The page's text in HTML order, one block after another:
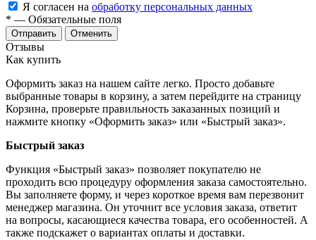
Я согласен на обработку персональных данных
* — Обязательные поля
Отменить
Отзывы
Как купить
Оформить заказ на нашем сайте легко. Просто добавьте
выбранные товары в корзину, а затем перейдите на страницу
Корзина, проверьте правильность заказанных позиций и
нажмите кнопку «Оформить заказ» или «Быстрый заказ».
Быстрый заказ
Функция «Быстрый заказ» позволяет покупателю не
проходить всю процедуру оформления заказа самостоятельно.
Вы заполняете форму, и через короткое время вам перезвонит
менеджер магазина. Он уточнит все условия заказа, ответит
на вопросы, касающиеся качества товара, его особенностей. А
также подскажет о вариантах оплаты и доставки.